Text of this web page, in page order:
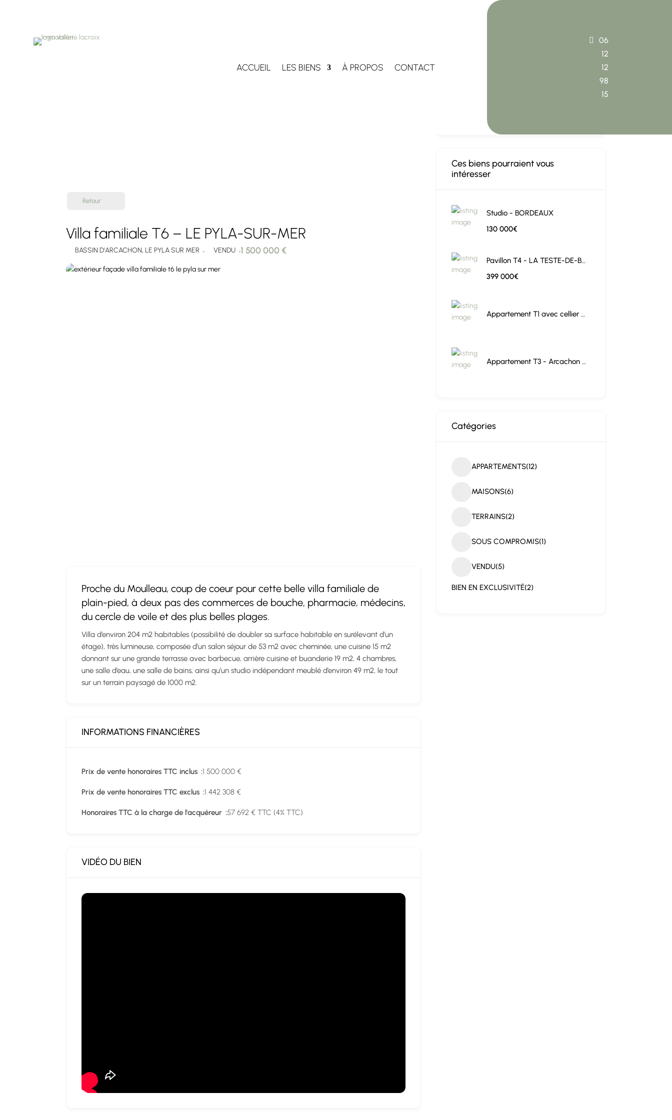
ACCUEIL LES BIENS À PROPOS CONTACT
06
12
12
98
15
Retour
Villa familiale T6 – LE PYLA-SUR-MER
BASSIN D'ARCACHON, LE PYLA SUR MER VENDU 1 500 000 €
Proche du Moulleau, coup de coeur pour cette belle villa familiale de
plain-pied, à deux pas des commerces de bouche, pharmacie, médecins,
du cercle de voile et des plus belles plages.
Villa d’environ 204 m2 habitables (possibilité de doubler sa surface habitable en surélevant d’un
étage), très lumineuse, composée d’un salon séjour de 53 m2 avec cheminée, une cuisine 15 m2
donnant sur une grande terrasse avec barbecue, arrière cuisine et buanderie 19 m2, 4 chambres,
une salle d’eau, une salle de bains, ainsi qu’un studio indépendant meublé d’environ 49 m2, le tout
sur un terrain paysagé de 1000 m2.
INFORMATIONS FINANCIÈRES
Prix de vente honoraires TTC inclus 1 500 000 €
Prix de vente honoraires TTC exclus 1 442 308 €
Honoraires TTC à la charge de l'acquéreur 57 692 € TTC (4% TTC)
VIDÉO DU BIEN
Ces biens pourraient vous
intéresser
Studio - BORDEAUX
130 000€
Pavillon T4 - LA TESTE-DE-BUCH
399 000€
Catégories
APPARTEMENTS(12)
MAISONS(6)
TERRAINS(2)
SOUS COMPROMIS(1)
VENDU(5)
BIEN EN EXCLUSIVITÉ(2)